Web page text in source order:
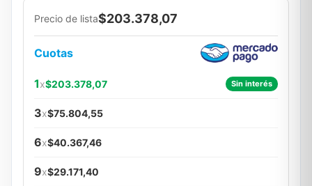
Precio de lista$203.378,07
Cuotas
1x$203.378,07 Sin interés
3x$75.804,55
6x$40.367,46
9x$29.171,40